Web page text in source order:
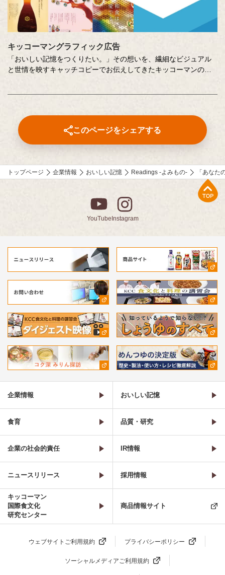
キッコーマングラフィック広告
「おいしい記憶をつくりたい。」その想いを、繊細なビジュアル
と世情を映すキャッチコピーでお伝えしてきたキッコーマンの企
このページをシェアする
トップページ 企業情報 おいしい記憶 Readings -よみもの- 「あな
YouTubeInstagram
企業情報 おいしい記憶
食育 品質・研究
企業の社会的責任 IR情報
ニュースリリース 採用情報
キッコーマン
国際食文化
研究センター
商品情報サイト
ウェブサイトご利用規約 プライバシーポリシー
ソーシャルメディアご利用規約